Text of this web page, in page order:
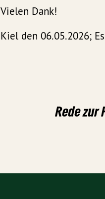
Vielen Dank!
Kiel den 06.05.2026;
Rede zur